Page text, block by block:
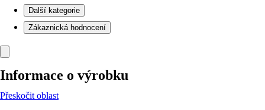
Další kategorie
Zákaznická hodnocení
Informace o výrobku
Přeskočit oblast